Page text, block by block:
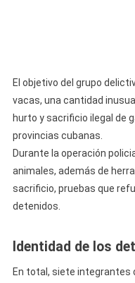
El objetivo del grupo
vacas, una cantidad
hurto y sacrificio ilegal de
provincias cubanas.
Durante la operación
animales, además de
sacrificio, pruebas que
detenidos.
Identidad de los
En total, siete integrantes